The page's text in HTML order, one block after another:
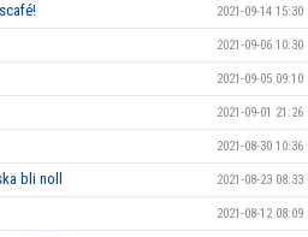
2021-09-14 15:30
2021-09-06 10:30
2021-09-05 09:10
2021-09-01 21:26
2021-08-30 10:36
bli noll 2021-08-23 08:33
2021-08-12 08:09